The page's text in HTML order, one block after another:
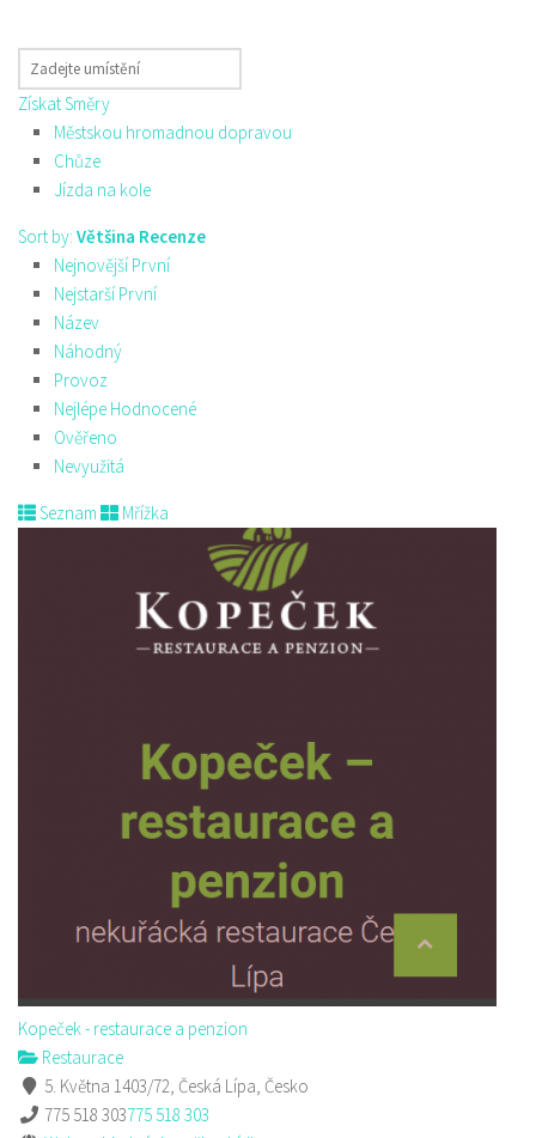
Získat Směry
Městskou hromadnou dopravou
Chůze
Jízda na kole
Sort by: Většina Recenze
Nejnovější První
Nejstarší První
Název
Náhodný
Provoz
Nejlépe Hodnocené
Ověřeno
Nevyužitá
Seznam Mřížka
Kopeček - restaurace a penzion
Restaurace
5. Května 1403/72, Česká Lípa, Česko
775 518 303775 518 303